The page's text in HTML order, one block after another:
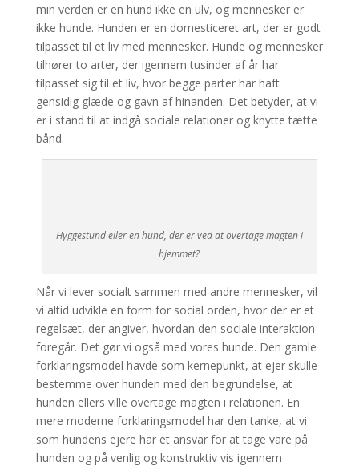
min verden er en hund ikke en ulv, og mennesker er
ikke hunde. Hunden er en domesticeret art, der er godt
tilpasset til et liv med mennesker. Hunde og mennesker
tilhører to arter, der igennem tusinder af år har
tilpasset sig til et liv, hvor begge parter har haft
gensidig glæde og gavn af hinanden. Det betyder, at vi
er i stand til at indgå sociale relationer og knytte tætte
bånd.
Hyggestund eller en hund, der er ved at overtage magten i
hjemmet?
Når vi lever socialt sammen med andre mennesker, vil
vi altid udvikle en form for social orden, hvor der er et
regelsæt, der angiver, hvordan den sociale interaktion
foregår. Det gør vi også med vores hunde. Den gamle
forklaringsmodel havde som kernepunkt, at ejer skulle
bestemme over hunden med den begrundelse, at
hunden ellers ville overtage magten i relationen. En
mere moderne forklaringsmodel har den tanke, at vi
som hundens ejere har et ansvar for at tage vare på
hunden og på venlig og konstruktiv vis igennem